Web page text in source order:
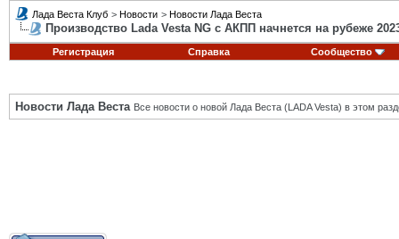
Лада Веста Клуб > Новости > Новости Лада Веста
Производство Lada Vesta NG с АКПП начнется на рубеже
Регистрация Справка Сообщество
Новости Лада Веста Все новости о новой Лада Веста (LADA Vesta) в этом